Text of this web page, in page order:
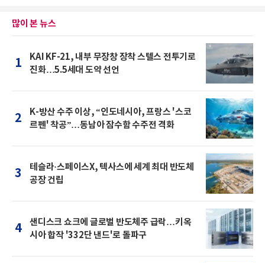
많이 본 뉴스
1
KAI KF-21, 내부 무장창 장착 스텔스 전투기로
진화…5.5세대 도약 선언
2
K-방산 수주 이상, “인도네시아, 프랑스 '스코
르펜' 착공”…동남아 잠수함 수주전 격화
3
테슬라·스페이스X, 텍사스에 세계 최대 반도체
공장 건립
4
샌디스크 쇼크에 글로벌 반도체주 급락…키옥
시아 합작 '332단 낸드'로 돌파구